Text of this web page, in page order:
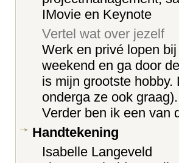
IMovie en Keynote
Vertel wat over jezelf
Werk en privé lopen
weekend en ga door
is mijn grootste
onderga ze ook graag).
Verder ben ik een van
Handtekening
Isabelle Langeveld